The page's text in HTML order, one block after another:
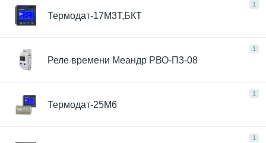
1
Термодат-17М3Т,БКТ
1
Реле времени Меандр РВО-П3-08
1
Термодат-25М6
1